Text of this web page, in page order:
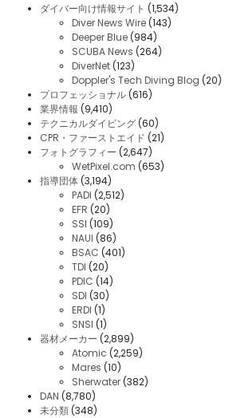
ダイバー向け情報サイト (1,534)
Diver News Wire (143)
Deeper Blue (984)
SCUBA News (264)
DiverNet (123)
Doppler's Tech Diving Blog (20)
プロフェッショナル (616)
業界情報 (9,410)
テクニカルダイビング (60)
CPR・ファーストエイド (21)
フォトグラフィー (2,647)
WetPixel.com (653)
指導団体 (3,194)
PADI (2,512)
EFR (20)
SSI (109)
NAUI (86)
BSAC (401)
TDI (20)
PDIC (14)
SDI (30)
ERDI (1)
SNSI (1)
器材メーカー (2,899)
Atomic (2,259)
Mares (10)
Sherwater (382)
DAN (8,780)
未分類 (348)